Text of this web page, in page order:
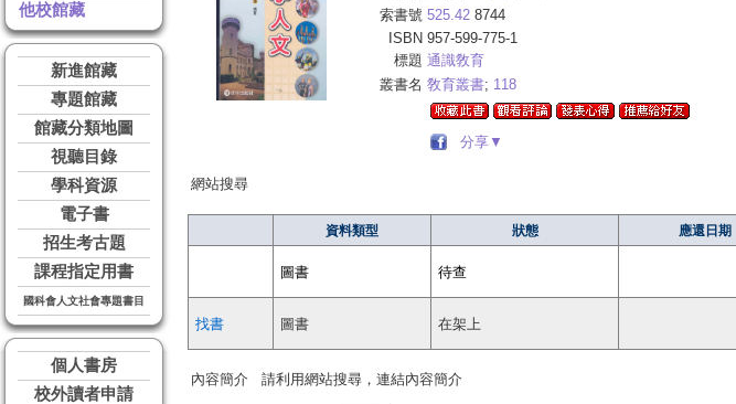
他校館藏
新進館藏
專題館藏
館藏分類地圖
視聽目錄
學科資源
電子書
招生考古題
課程指定用書
國科會人文社會專題書目
個人書房
校外讀者申請
索書號 525.42 8744
ISBN 957-599-775-1
標題 通識敎育
叢書名 敎育叢書; 118
分享▼
網站搜尋
資料類型 狀態 應還日期
圖書 待查
找書 圖書 在架上
內容簡介 請利用網站搜尋，連結內容簡介